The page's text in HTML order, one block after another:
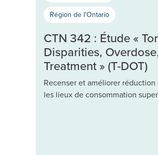
Région de l'Ontario
CTN 342 : Étude «
Disparities,
Treatment » (T-DOT)
Recenser et améliorer réduction
les lieux de consommation